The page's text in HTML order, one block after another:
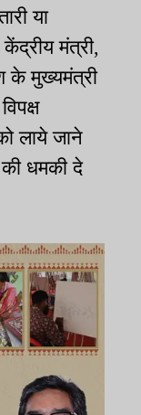
या
मंत्री,
के मुख्यमंत्री
लाये जाने
धमकी दे